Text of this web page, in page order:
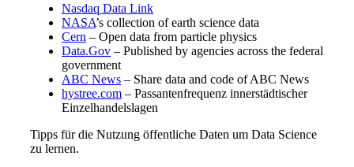
Nasdaq Data Link
NASA’s collection of earth science data
Cern – Open data from particle physics
Data.Gov – Published by agencies across the federal
government
ABC News – Share data and code of ABC News
hystree.com – Passantenfrequenz innerstädtischer
Einzelhandelslagen
Tipps für die Nutzung öffentliche Daten um Data Science
zu lernen.